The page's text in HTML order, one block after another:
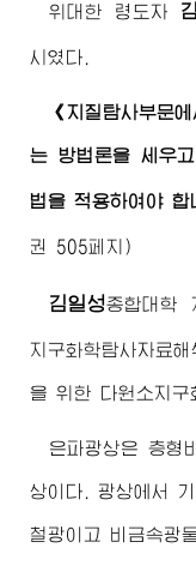
위대한
령도자
시였다.
《지질탐사부문
는 방법론을 세우
법을 적용하여야 합
권 505페지)
김일성종합대학
지구화학탐사자료
을 위한 다원소지구
은파광상은 층형
상이다. 광상에서
철광이고 비금속광